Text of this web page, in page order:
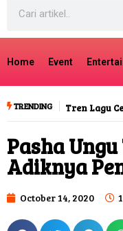
Home Event
TRENDING Tren Lagu
Pasha
Adiknya
October 14, 2020